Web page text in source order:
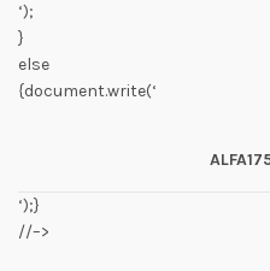
‘);
}
else
{document.write(‘
‘);}
//–>